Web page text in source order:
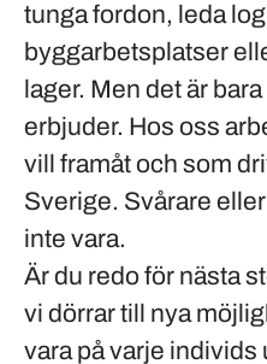
tunga fordon, leda
byggarbetsplatser
lager. Men det är
erbjuder. Hos oss
vill framåt och som
Sverige. Svårare
inte vara.
Är du redo för nästa
vi dörrar till nya
vara på varje